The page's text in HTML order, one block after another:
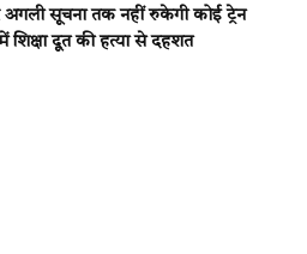
सूचना तक नहीं रुकेगी कोई ट्रेन
शिक्षा दूत की हत्या से दहशत